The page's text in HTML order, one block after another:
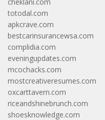
totodal.com
apkcrave.com
bestcarinsurancewsa.com
complidia.com
eveningupdates.com
mcochacks.com
mostcreativeresumes.com
oxcarttavern.com
riceandshinebrunch.com
shoesknowledge.com